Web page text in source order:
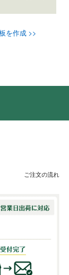
を作成 >>
ご注文の流れ